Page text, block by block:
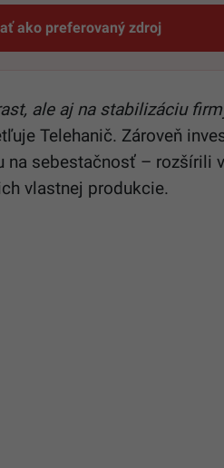
ako preferovaný zdroj
Startitup, odkaz sa otvorí
ale aj na stabilizáciu
Telehanič. Zároveň
sebestačnosť – rozšírili
vlastnej produkcie.